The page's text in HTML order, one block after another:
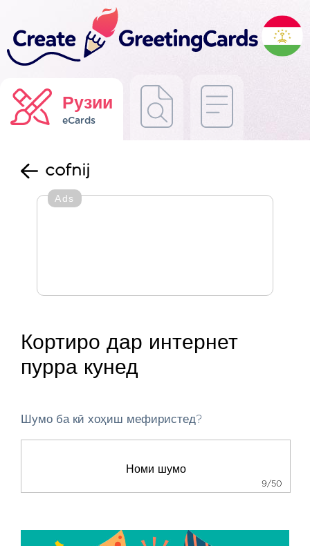
Рузии
eCards
cofnij
Ads
Кортиро дар интернет
пурра кунед
Шумо ба кӣ хоҳиш мефиристед?
9/50